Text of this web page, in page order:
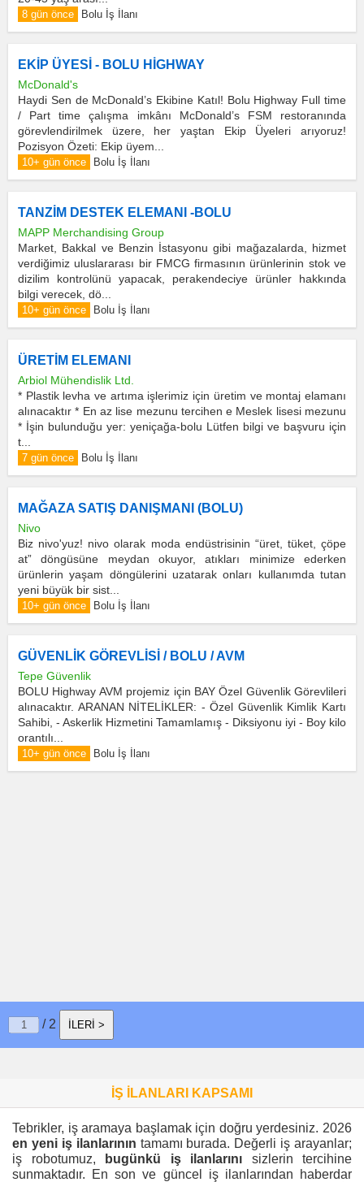
8 gün önce Bolu İş İlanı
EKİP ÜYESİ - BOLU HİGHWAY
McDonald's
Haydi Sen de McDonald’s Ekibine Katıl! Bolu Highway Full time
/ Part time çalışma imkânı McDonald’s FSM restoranında
görevlendirilmek üzere, her yaştan Ekip Üyeleri arıyoruz!
Pozisyon Özeti: Ekip üyem...
10+ gün önce Bolu İş İlanı
TANZİM DESTEK ELEMANI -BOLU
MAPP Merchandising Group
Market, Bakkal ve Benzin İstasyonu gibi mağazalarda, hizmet
verdiğimiz uluslararası bir FMCG firmasının ürünlerinin stok ve
dizilim kontrolünü yapacak, perakendeciye ürünler hakkında
bilgi verecek, dö...
10+ gün önce Bolu İş İlanı
ÜRETİM ELEMANI
Arbiol Mühendislik Ltd.
* Plastik levha ve artıma işlerimiz için üretim ve montaj elamanı
alınacaktır * En az lise mezunu tercihen e Meslek lisesi mezunu
* İşin bulunduğu yer: yeniçağa-bolu Lütfen bilgi ve başvuru için
t...
7 gün önce Bolu İş İlanı
MAĞAZA SATIŞ DANIŞMANI (BOLU)
Nivo
Biz nivo'yuz! nivo olarak moda endüstrisinin “üret, tüket, çöpe
at” döngüsüne meydan okuyor, atıkları minimize ederken
ürünlerin yaşam döngülerini uzatarak onları kullanımda tutan
yeni büyük bir sist...
10+ gün önce Bolu İş İlanı
GÜVENLİK GÖREVLİSİ / BOLU / AVM
Tepe Güvenlik
BOLU Highway AVM projemiz için BAY Özel Güvenlik Görevlileri
alınacaktır. ARANAN NİTELİKLER: - Özel Güvenlik Kimlik Kartı
Sahibi, - Askerlik Hizmetini Tamamlamış - Diksiyonu iyi - Boy kilo
orantılı...
10+ gün önce Bolu İş İlanı
/ 2 İLERİ >
İŞ İLANLARI KAPSAMI
Tebrikler, iş aramaya başlamak için doğru yerdesiniz. 2026
en yeni iş ilanlarının tamamı burada. Değerli iş arayanlar;
iş robotumuz,
bugünkü iş ilanlarını sizlerin tercihine
sunmaktadır. En son ve güncel iş ilanlarından haberdar